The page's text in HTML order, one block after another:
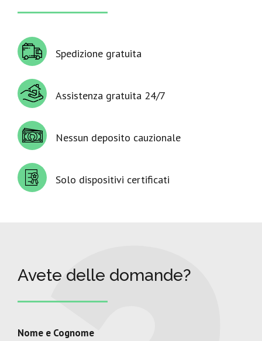
Spedizione gratuita
Assistenza gratuita 24/7
Nessun deposito cauzionale
Solo dispositivi certificati
Avete delle domande?
Nome e Cognome